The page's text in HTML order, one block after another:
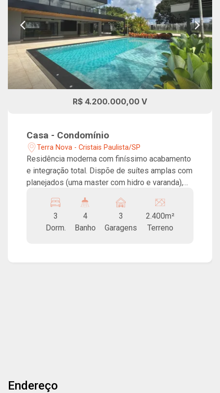
R$ 4.200.000,00 V
Casa - Condomínio
Terra Nova - Cristais Paulista/SP
Residência moderna com finíssimo acabamento
e integração total. Dispõe de suítes amplas com
planejados (uma master com hidro e varanda),
americana gourmet equipada. Lazer privativo
excepcional com piscina com prainha, varanda
gourmet, campo de futebol gramado, quadra de
paisagismo impecável. Segurança e
3
Dorm.
4
Banho
3
Garagens
2.400m²
Terreno
Endereço